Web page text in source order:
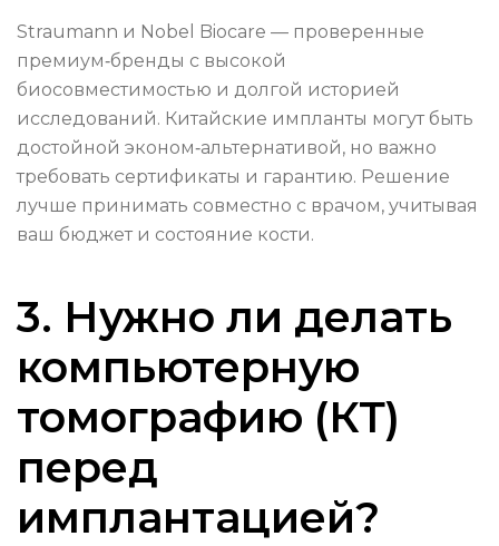
Straumann и Nobel Biocare — проверенные
премиум‑бренды с высокой
биосовместимостью и долгой историей
исследований. Китайские импланты могут быть
достойной эконом‑альтернативой, но важно
требовать сертификаты и гарантию. Решение
лучше принимать совместно с врачом, учитывая
ваш бюджет и состояние кости.
3. Нужно ли делать
компьютерную
томографию (КТ)
перед
имплантацией?